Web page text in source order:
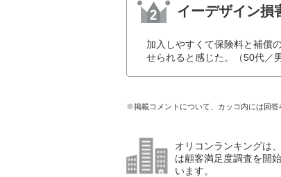
イーデザイン損
加入しやすくて保険料と補償
せられると感じた。（50代／男
※掲載コメントについて、カッコ内には回答
オリコンランキングは
は顧客満足度調査を開
います。